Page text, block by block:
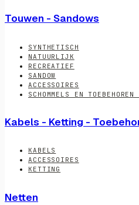
Touwen - Sandows
SYNTHETISCH
NATUURLIJK
RECREATIEF
SANDOW
ACCESSOIRES
SCHOMMELS EN
Kabels - Ketting -
KABELS
ACCESSOIRES
KETTING
Netten